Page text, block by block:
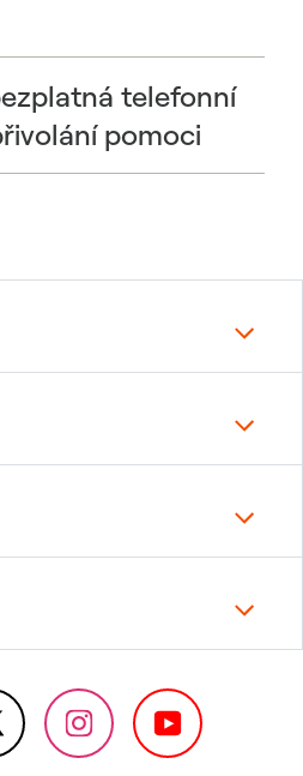
telefonní
pomoci